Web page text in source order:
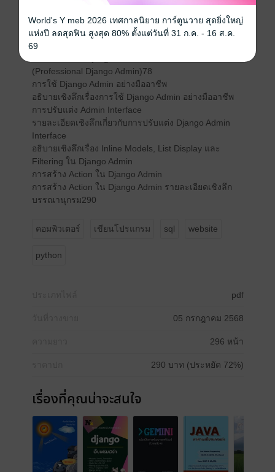
การใช้ User Model และการสร้าง Profile Model
Django User Model โครงสร้างและการใช้งานเชิงลึก
การกำหนดสิทธิ์ (Permissions) และกลุ่มผู้ใช้ (Groups)
อธิบายเชิงลึกเกี่ยวกับ Permissions และ Groups
(Professional Django Admin)78
การใช้ Django Admin อย่างมืออาชีพ
อธิบายเชิงลึกเรื่องการใช้ Django Admin อย่างมืออาชีพ
การปรับแต่ง Admin Interface
รายละเอียดเชิงลึกเกี่ยวกับการปรับแต่ง Django Admin
Interface
อธิบายเชิงลึกเรื่อง Inline Models, List Display และ
Filtering ใน Django Admin
การสร้าง Action ใน Django Admin
การสร้าง Action ใน Django Admin รายละเอียดเชิงลึก
บรรณานุกรม290
คอมพิวเตอร์ เขียนโปรแกรม sql website
python
pdf
05 กรกฎาคม 2568
296 หน้า
290 บาท (ประหยัด 72%)
เรื่องที่คุณน่าจะสนใจ
World's Y meb 2026 เทศกาลนิยาย การ์ตูนวาย สุดยิ่งใหญ่
แห่งปี ลดสุดฟิน สูงสุด 80% ตั้งแต่วันที่ 31 ก.ค. - 16 ส.ค.
69